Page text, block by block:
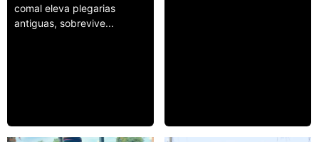
comal eleva plegarias
antiguas, sobrevive...